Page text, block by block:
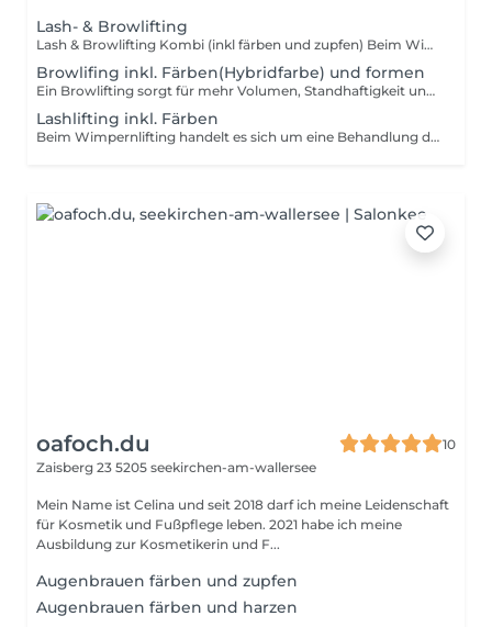
Lash- & Browlifting
Lash & Browlifting Kombi (inkl färben und zupfen) Beim Wimpernlifting handelt es sich um eine Behandlung der Naturwimpern, bei der die eigenen Wimpern vom Ansatz an angehoben werden und den eigenen Wimpern für ca. 6-8 Wochen dauerhaft Schwung verliehen wird. Durch das Lifting der Wimpern wirken diese optisch länger. Bei dieser Prozedur wird mit den eigenen Wimpern gearbeitet, was bedeutet, dass das Resultat von der Länge und Dichte der Naturwimpern abhängt. Je länger und dichter die eigenen Wimpern sind, desto intensiver wird das Endergebnis. Ein Browlifting sorgt für mehr Volumen, Standhaftigkeit und Fülle für deine Augenbrauen. Bei einem Browlifting bekommen deine Augenbrauen neuen Schwung und mehr Volumen. Gleichzeitig bleiben deine Brauen in Form und verleihen deinen Augen sowie deinem gesamten Gesicht mehr Ausdruck. Eine Browlifting hält ca 4-7 Wochen je nach Haartyp,Pflege und Wachstum
Browlifing inkl. Färben(Hybridfarbe) und formen
Ein Browlifting sorgt für mehr Volumen, Standhaftigkeit und Fülle für deine Augenbrauen. Bei einem Browlifting bekommen deine Augenbrauen neuen Schwung und mehr Volumen. Gleichzeitig bleiben deine Brauen in Form und verleihen deinen Augen sowie deinem gesamten Gesicht mehr Ausdruck. Eine Browlifting hält ca 4-7 Wochen je nach Haartyp,Pflege und Wachstum
Lashlifting inkl. Färben
Beim Wimpernlifting handelt es sich um eine Behandlung der Naturwimpern, bei der die eigenen Wimpern vom Ansatz an angehoben werden und den eigenen Wimpern für ca. 6-8 Wochen dauerhaft Schwung verliehen wird. Durch das Lifting der Wimpern wirken diese optisch länger. Bei dieser Prozedur wird mit den eigenen Wimpern gearbeitet, was bedeutet, dass das Resultat von der Länge und Dichte der Naturwimpern abhängt. Je länger und dichter die eigenen Wimpern sind, desto intensiver wird das Endergebnis.
oafoch.du
10
Zaisberg 23 5205 seekirchen-am-wallersee
Mein Name ist Celina und seit 2018 darf ich meine Leidenschaft
für Kosmetik und Fußpflege leben. 2021 habe ich meine
Ausbildung zur Kosmetikerin und F...
Augenbrauen färben und zupfen
Augenbrauen färben und harzen